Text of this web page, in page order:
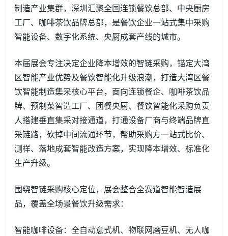
制造产业集群，深圳汇聚全国连锁餐饮总部、中央厨房
工厂、咖啡茶饮品牌总部，是餐饮企业一站式集中采购
智能设备、数字化系统、央厨成套产线的城市。
本届展会专注决定企业降本增效的智链采购，锚定大湾
区智能产业优势及餐饮智能化升级浪潮，打造大湾区餐
饮智能制造集采核心平台，面向连锁餐企、咖啡茶饮品
牌、预制菜智造工厂、团餐央厨、餐饮智能化采购负责
人搭建垂直集采对接通道，打通设备厂商与终端品牌直
采链路，砍掉中间流通环节，帮助采购方一站式比价、
测样、落地成套智能改造方案，实现降本增效、标准化
生产升级。
围绕智链采购核心定位，展会整合全赛道智能智造展
品，覆盖全场景餐饮升级需求：
智能咖啡设备：全自动意式机、物联网磨豆机、无人咖